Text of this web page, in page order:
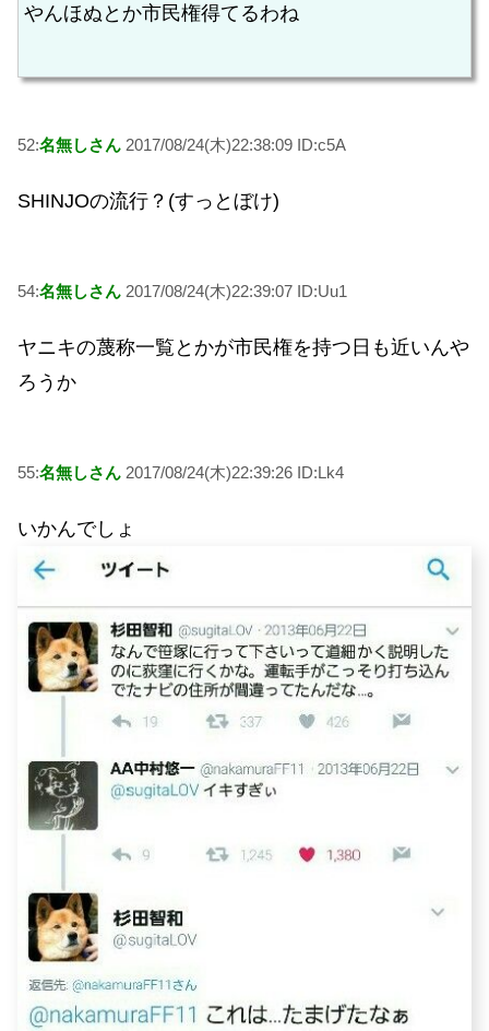
やんほぬとか市民権得てるわね
52:名無しさん 2017/08/24(木)22:38:09 ID:c5A
SHINJOの流行？(すっとぼけ)
54:名無しさん 2017/08/24(木)22:39:07 ID:Uu1
ヤニキの蔑称一覧とかが市民権を持つ日も近いんや
ろうか
55:名無しさん 2017/08/24(木)22:39:26 ID:Lk4
いかんでしょ